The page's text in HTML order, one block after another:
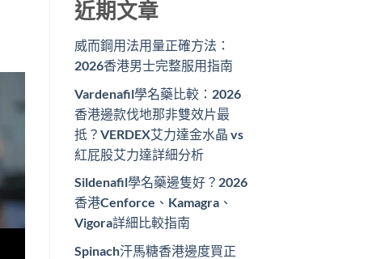
近期文章
威而鋼用法用量正確方法：
2026香港男士完整服用指南
Vardenafil學名藥比較：2026
香港邊款伐地那非雙效片最
抵？VERDEX艾力達金水晶 vs
紅屁股艾力達詳細分析
Sildenafil學名藥邊隻好？2026
香港Cenforce、Kamagra、
Vigora詳細比較指南
Spinach汗馬糖香港邊度買正